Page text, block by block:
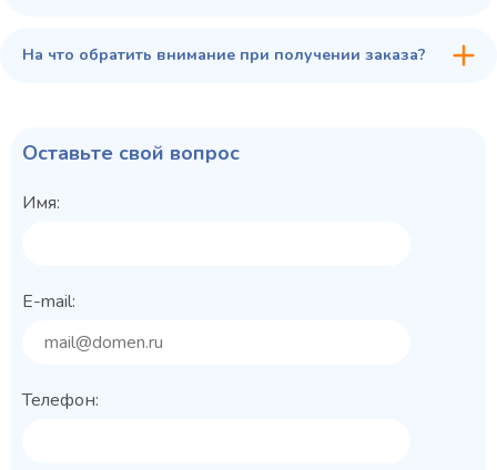
На что обратить внимание при получении заказа?
Оставьте свой вопрос
Имя:
E-mail:
Телефон: